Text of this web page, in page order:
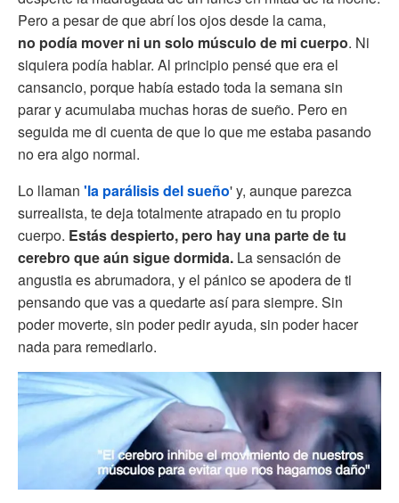
Pero a pesar de que abrí los ojos desde la cama,
no podía mover ni un solo músculo de mi cuerpo. Ni
siquiera podía hablar. Al principio pensé que era el
cansancio, porque había estado toda la semana sin
parar y acumulaba muchas horas de sueño. Pero en
seguida me di cuenta de que lo que me estaba pasando
no era algo normal.
Lo llaman 'la parálisis del sueño' y, aunque parezca
surrealista, te deja totalmente atrapado en tu propio
cuerpo. Estás despierto, pero hay una parte de tu
cerebro que aún sigue dormida. La sensación de
angustia es abrumadora, y el pánico se apodera de ti
pensando que vas a quedarte así para siempre. Sin
poder moverte, sin poder pedir ayuda, sin poder hacer
nada para remediarlo.